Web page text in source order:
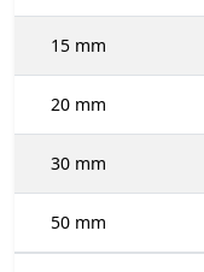
15 mm
20 mm
30 mm
50 mm